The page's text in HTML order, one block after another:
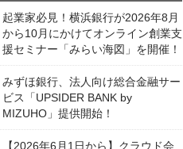
起業家必見！横浜銀行が2026年8月
から10月にかけてオンライン創業支
援セミナー「みらい海図」を開催！
みずほ銀行、法人向け総合金融サー
ビス「UPSIDER BANK by
MIZUHO」提供開始！
【2026年6月1日から】クラウド会